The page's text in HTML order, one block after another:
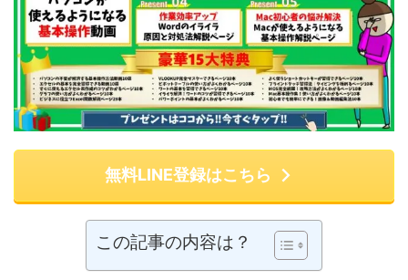
無料LINE登録はこちら
この記事の内容は？